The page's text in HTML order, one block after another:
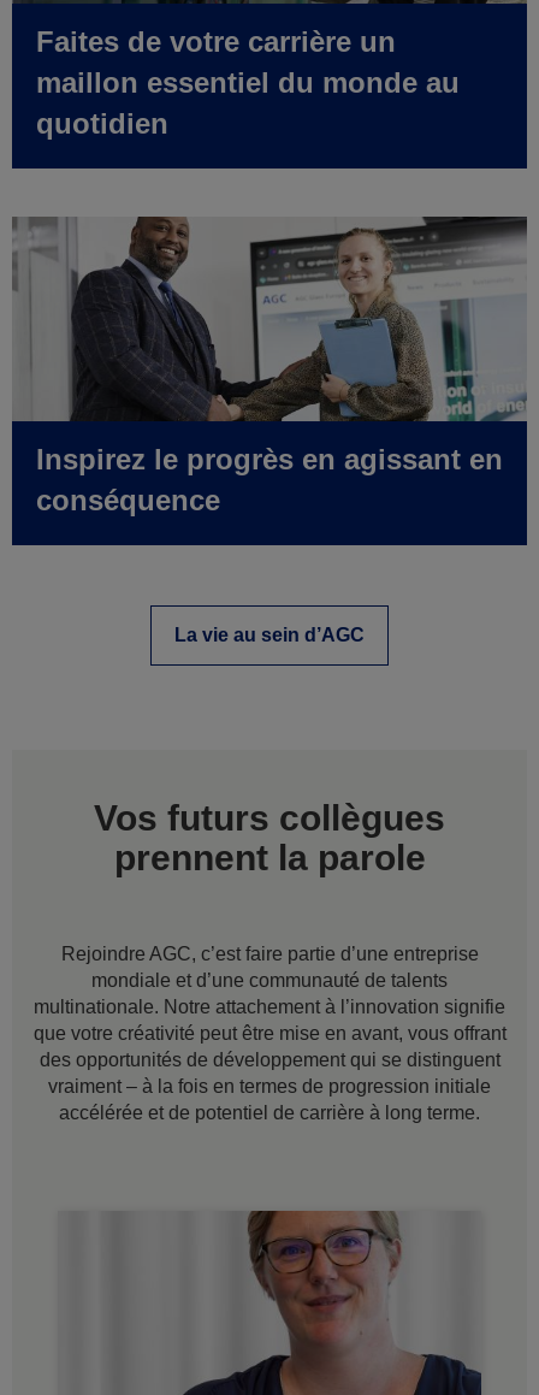
Faites de votre carrière un
maillon essentiel du monde au
quotidien
Inspirez le progrès en agissant en
conséquence
La vie au sein d’AGC
Vos futurs collègues
prennent la parole
Rejoindre AGC, c’est faire partie d’une entreprise
mondiale et d’une communauté de talents
multinationale. Notre attachement à l’innovation signifie
que votre créativité peut être mise en avant, vous offrant
des opportunités de développement qui se distinguent
vraiment – à la fois en termes de progression initiale
accélérée et de potentiel de carrière à long terme.